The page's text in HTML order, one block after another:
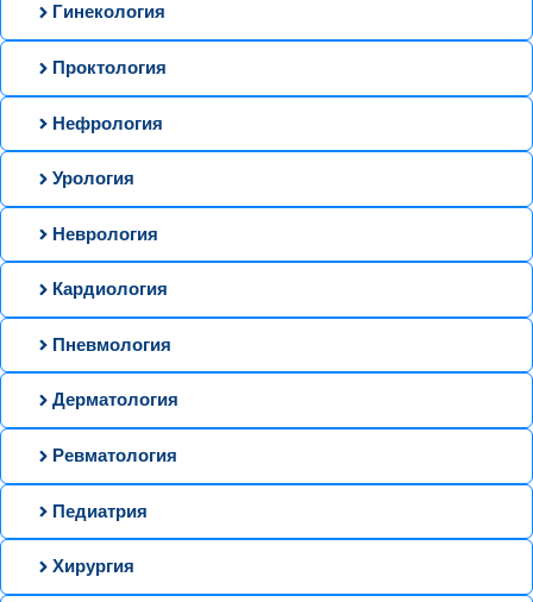
Гинекология
Проктология
Нефрология
Урология
Неврология
Кардиология
Пневмология
Дерматология
Ревматология
Педиатрия
Хирургия